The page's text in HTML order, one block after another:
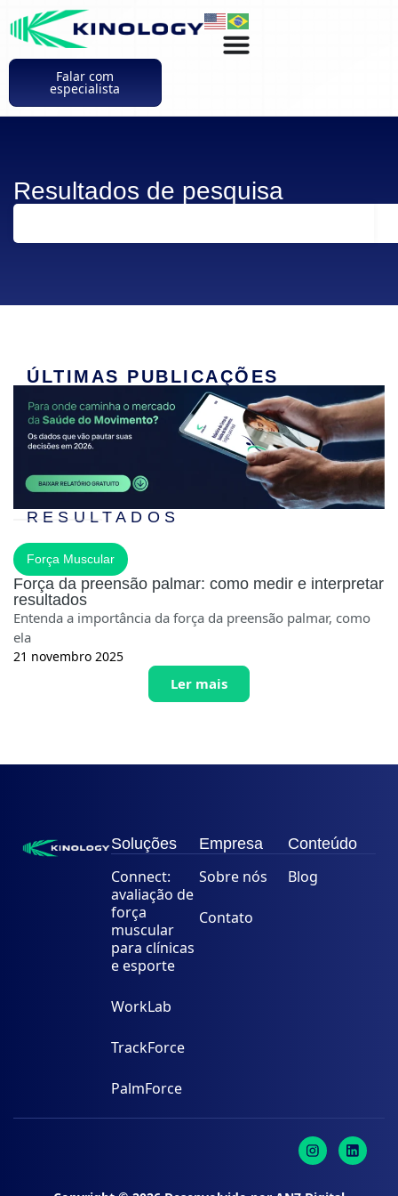
Falar com
especialista
Resultados de pesquisa
ÚLTIMAS PUBLICAÇÕES
RESULTADOS
Força Muscular
Força da preensão palmar: como medir e interpretar
resultados
Entenda a importância da força da preensão palmar, como
ela
21 novembro 2025
Ler mais
Soluções
Connect:
avaliação de
força
muscular
para clínicas
e esporte
WorkLab
TrackForce
PalmForce
Empresa
Sobre nós
Contato
Conteúdo
Blog